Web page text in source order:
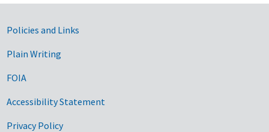
Government Links
Policies and Links
Plain Writing
FOIA
Accessibility Statement
Privacy Policy